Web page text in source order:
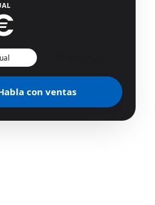
con ventas